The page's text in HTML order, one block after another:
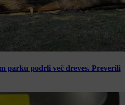
parku podrli več dreves. Preverili